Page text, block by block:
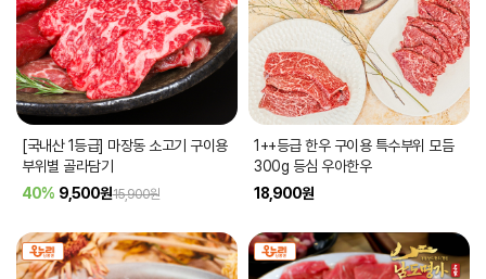
[국내산 1등급] 마장동 소고기 구이용
부위별 골라담기
40% 9,500원15,900원
1++등급 한우 구이용 특수부위 모듬
300g 등심 우아한우
18,900원